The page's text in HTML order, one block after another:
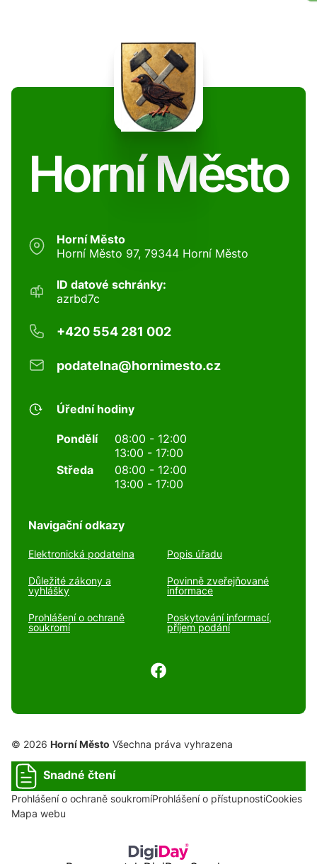
Horní Město
Horní Město
Horní Město 97, 79344 Horní Město
ID datové schránky:
azrbd7c
+420 554 281 002
podatelna@hornimesto.cz
Úřední hodiny
Pondělí
08:00 - 12:00
13:00 - 17:00
Středa
08:00 - 12:00
13:00 - 17:00
Navigační odkazy
Elektronická podatelna Popis úřadu
Důležité zákony a
vyhlášky
Povinně zveřejňované
informace
Prohlášení o ochraně
soukromí
Poskytování informací,
příjem podání
© 2026 Horní Město Všechna práva vyhrazena
Snadné čtení
Prohlášení o ochraně soukromíProhlášení o přístupnostiCookies
Mapa webu